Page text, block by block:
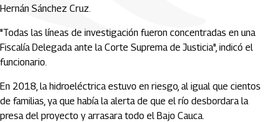
Hernán Sánchez Cruz.
"Todas las líneas de investigación fueron concentradas en una
Fiscalía Delegada ante la Corte Suprema de Justicia", indicó el
funcionario.
En 2018, la hidroeléctrica estuvo en riesgo, al igual que cientos
de familias, ya que había la alerta de que el río desbordara la
presa del proyecto y arrasara todo el Bajo Cauca.